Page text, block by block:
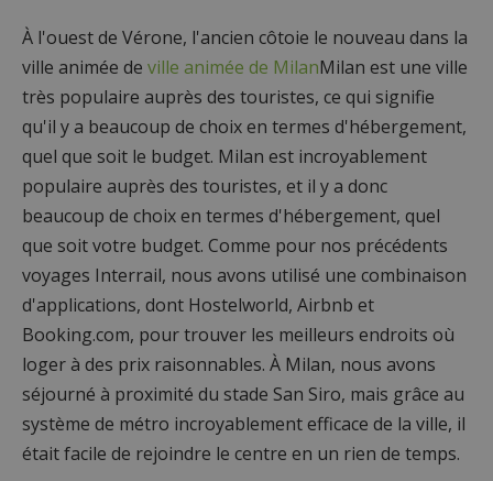
À l'ouest de Vérone, l'ancien côtoie le nouveau dans la
ville animée de ville animée de MilanMilan est une ville
très populaire auprès des touristes, ce qui signifie
qu'il y a beaucoup de choix en termes d'hébergement,
quel que soit le budget. Milan est incroyablement
populaire auprès des touristes, et il y a donc
beaucoup de choix en termes d'hébergement, quel
que soit votre budget. Comme pour nos précédents
voyages Interrail, nous avons utilisé une combinaison
d'applications, dont Hostelworld, Airbnb et
Booking.com, pour trouver les meilleurs endroits où
loger à des prix raisonnables. À Milan, nous avons
séjourné à proximité du stade San Siro, mais grâce au
système de métro incroyablement efficace de la ville, il
était facile de rejoindre le centre en un rien de temps.